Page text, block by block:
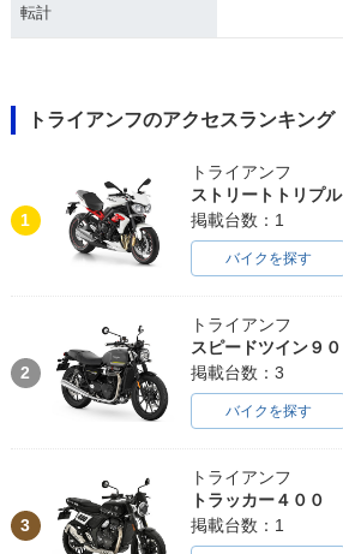
転計
トライアンフのアクセスランキング
1
トライアンフ
ストリートトリプ
掲載台数：1
バイクを探す
2
トライアンフ
スピードツイン９０
掲載台数：3
バイクを探す
3
トライアンフ
トラッカー４００
掲載台数：1